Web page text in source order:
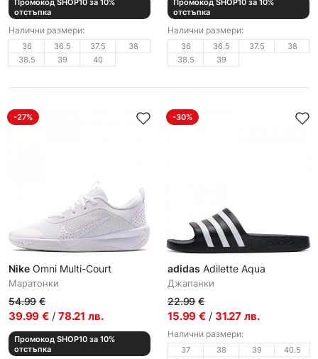
Промокод SHOP10 за 10%
отстъпка
Налични размери:
36 36.5 37.5
38
38.5
39 40
Промокод SHOP10 за 10%
отстъпка
Налични размери:
36 36.5 37.5
38
38.5
39
-27%
Nike Omni Multi-Court
Маратонки
54.99 €
39.99 € / 78.21 лв.
Промокод SHOP10 за 10%
отстъпка
-30%
adidas Adilette Aqua
Джапанки
22.99 €
15.99 € / 31.27 лв.
Налични размери:
37 38 39
40.5